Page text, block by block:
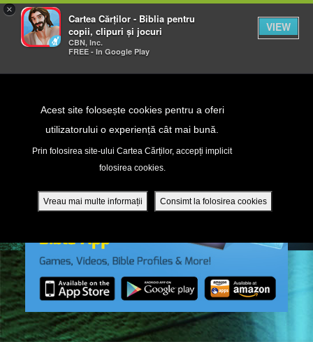
×
Cartea Cărților - Biblia pentru
copii, clipuri și jocuri
CBN, Inc.
FREE - In Google Play
VIEW
Acest site folosește cookies pentru a oferi
utilizatorului o experiență cât mai bună.
Prin folosirea site-ului Cartea Cărților, accepți implicit
folosirea cookies.
Vreau mai multe informații Consimt la folosirea cookies
DVD - Sezoane 1-4
mobilă
te